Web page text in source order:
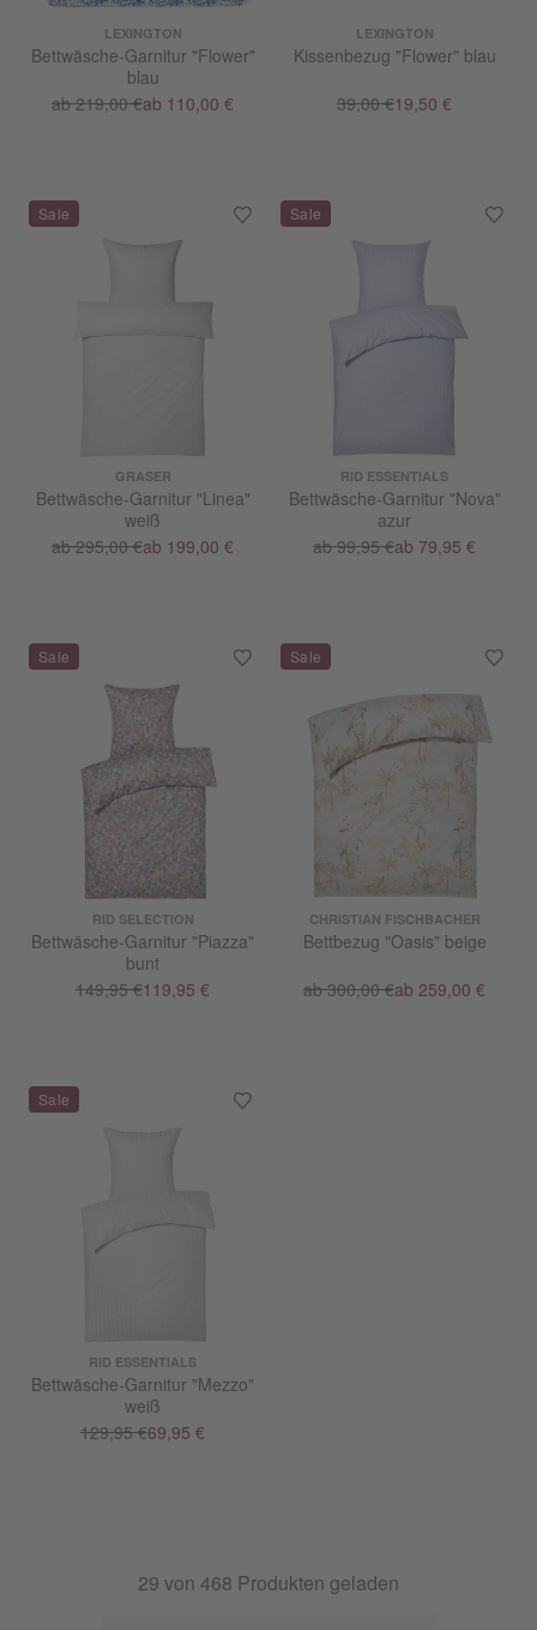
LEXINGTON
Bettwäsche-Garnitur "Flower"
blau
ab 219,00 €ab 110,00 €
LEXINGTON
Kissenbezug "Flower" blau
39,00 €19,50 €
GRASER
Bettwäsche-Garnitur "Linea"
weiß
ab 295,00 €ab 199,00 €
RID ESSENTIALS
Bettwäsche-Garnitur "Nova"
azur
ab 99,95 €ab 79,95 €
RID SELECTION
Bettwäsche-Garnitur "Piazza"
bunt
149,95 €119,95 €
CHRISTIAN FISCHBACHER
Bettbezug "Oasis" beige
ab 300,00 €ab 259,00 €
RID ESSENTIALS
Bettwäsche-Garnitur "Mezzo"
weiß
129,95 €69,95 €
29 von 468 Produkten geladen